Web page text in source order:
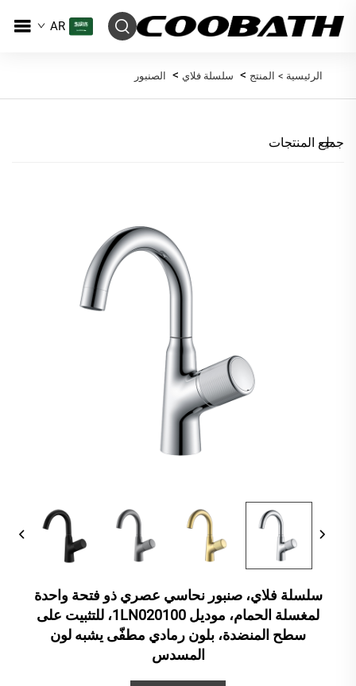
AR
الرئيسية > المنتج > سلسلة فلاي> الصنبور
جميع المنتجات
سلسلة فلاي، صنبور نحاسي عصري ذو فتحة واحدة
لمغسلة الحمام، موديل 1LN020100، للتثبيت على
سطح المنضدة، بلون رمادي مطفّى يشبه لون
المسدس